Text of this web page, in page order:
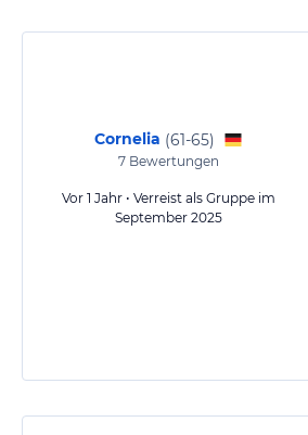
Cornelia (61-65)
7Bewertungen
Vor 1 Jahr • Verreist als Gruppe im
September 2025